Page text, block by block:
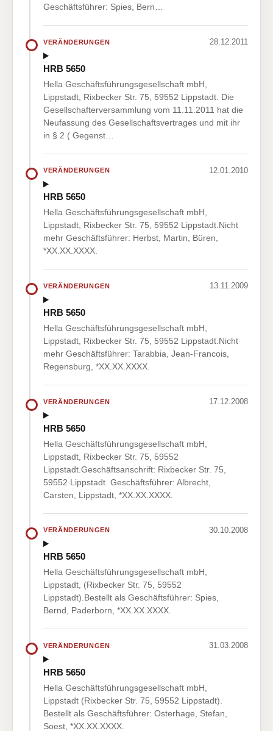
Geschäftsführer: Spies, Bern…
VERÄNDERUNGEN 28.12.2011
HRB 5650
Hella Geschäftsführungsgesellschaft mbH,
Lippstadt, Rixbecker Str. 75, 59552 Lippstadt. Die
Gesellschafterversammlung vom 11.11.2011 hat die
Neufassung des Gesellschaftsvertrages und mit ihr
in § 2 ( Gegenst…
VERÄNDERUNGEN 12.01.2010
HRB 5650
Hella Geschäftsführungsgesellschaft mbH,
Lippstadt, Rixbecker Str. 75, 59552 Lippstadt.Nicht
mehr Geschäftsführer: Herbst, Martin, Büren,
*XX.XX.XXXX.
VERÄNDERUNGEN 13.11.2009
HRB 5650
Hella Geschäftsführungsgesellschaft mbH,
Lippstadt, Rixbecker Str. 75, 59552 Lippstadt.Nicht
mehr Geschäftsführer: Tarabbia, Jean-Francois,
Regensburg, *XX.XX.XXXX.
VERÄNDERUNGEN 17.12.2008
HRB 5650
Hella Geschäftsführungsgesellschaft mbH,
Lippstadt, Rixbecker Str. 75, 59552
Lippstadt.Geschäftsanschrift: Rixbecker Str. 75,
59552 Lippstadt. Geschäftsführer: Albrecht,
Carsten, Lippstadt, *XX.XX.XXXX.
VERÄNDERUNGEN 30.10.2008
HRB 5650
Hella Geschäftsführungsgesellschaft mbH,
Lippstadt, (Rixbecker Str. 75, 59552
Lippstadt).Bestellt als Geschäftsführer: Spies,
Bernd, Paderborn, *XX.XX.XXXX.
VERÄNDERUNGEN 31.03.2008
HRB 5650
Hella Geschäftsführungsgesellschaft mbH,
Lippstadt (Rixbecker Str. 75, 59552 Lippstadt).
Bestellt als Geschäftsführer: Osterhage, Stefan,
Soest, *XX.XX.XXXX.